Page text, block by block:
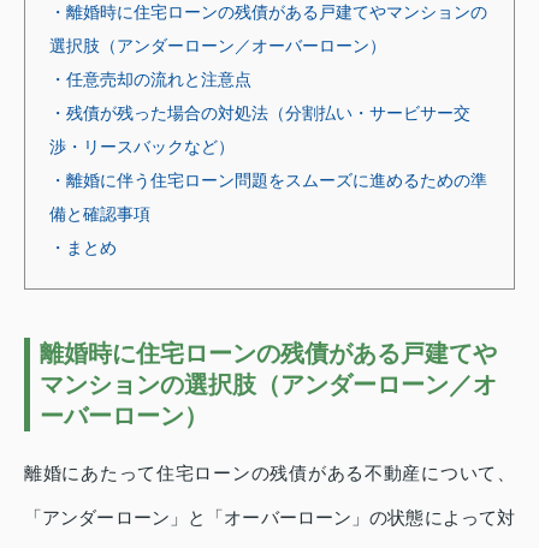
・離婚時に住宅ローンの残債がある戸建てやマンションの
選択肢（アンダーローン／オーバーローン）
・任意売却の流れと注意点
・残債が残った場合の対処法（分割払い・サービサー交
渉・リースバックなど）
・離婚に伴う住宅ローン問題をスムーズに進めるための準
備と確認事項
・まとめ
離婚時に住宅ローンの残債がある戸建てや
マンションの選択肢（アンダーローン／オ
ーバーローン）
離婚にあたって住宅ローンの残債がある不動産について、
「アンダーローン」と「オーバーローン」の状態によって対